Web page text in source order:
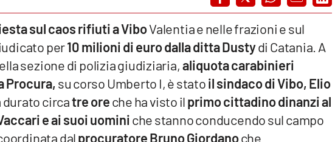
sul caos rifiuti a ViboValentia e nelle frazioni e sul
per10 milioni di euro dalla ditta Dustydi Catania. A
sezione di polizia giudiziaria,aliquota carabinieri
Procura,su corso Umberto I, è statoil sindaco di Vibo, Elio
durato circatre oreche ha visto ilprimo cittadino dinanzi al
e ai suoi uominiche stanno conducendo sul campo
dalprocuratore Bruno Giordanoche